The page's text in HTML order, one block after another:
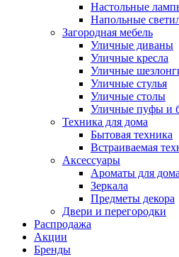
Настольные
Напольные
Загородная мебель
Уличные диваны
Уличные кресла
Уличные
Уличные стулья
Уличные столы
Уличные пуфы и
Техника для дома
Бытовая техника
Встраиваемая
Аксессуары
Ароматы для
Зеркала
Предметы декора
Двери и перегородки
Распродажа
Акции
Бренды